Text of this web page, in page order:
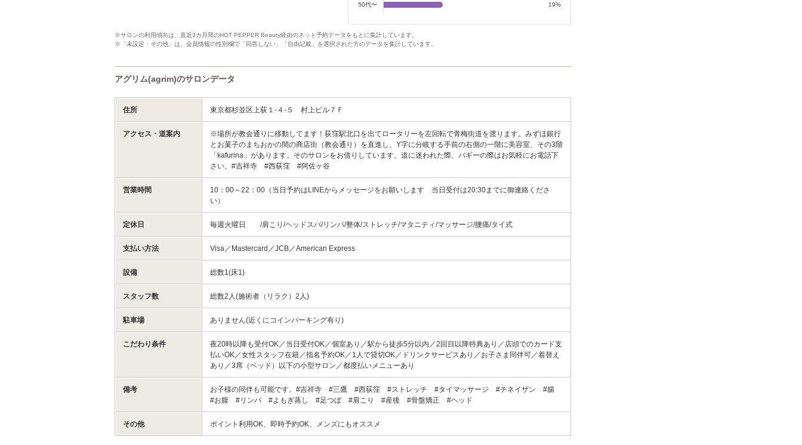
50代〜
19%
※サロンの利用傾向は、直近3カ月間のHOT PEPPER Beauty経由のネット予約データをもとに集計しています。
※「未設定・その他」は、会員情報の性別欄で「回答しない」「自由記載」を選択された方のデータを集計しています。
アグリム(agrim)のサロンデータ
住所 東京都杉並区上荻１-４-５ 村上ビル７Ｆ
アクセス・道案内
※場所が教会通りに移動してます！荻窪駅北口を出てロータリーを左回転で青梅街道を渡ります。みずほ銀行
とお菓子のまちおかの間の商店街（教会通り）を直進し、Y字に分岐する手前の右側の一階に美容室、その3階
「kafurina」があります。そのサロンをお借りしています。道に迷われた際、バギーの際はお気軽にお電話下
さい。#吉祥寺 #西荻窪 #阿佐ヶ谷
営業時間
10：00～22：00（当日予約はLINEからメッセージをお願いします 当日受付は20:30までに御連絡くださ
い）
定休日 毎週火曜日 /肩こり/ヘッドスパ/リンパ/整体/ストレッチ/マタニティ/マッサージ/腰痛/タイ式
支払い方法 Visa／Mastercard／JCB／American Express
設備 総数1(床1)
スタッフ数 総数2人(施術者（リラク）2人)
駐車場 ありません(近くにコインパーキング有り)
こだわり条件
夜20時以降も受付OK／当日受付OK／個室あり／駅から徒歩5分以内／2回目以降特典あり／店頭でのカード支
払いOK／女性スタッフ在籍／指名予約OK／1人で貸切OK／ドリンクサービスあり／お子さま同伴可／着替え
あり／3席（ベッド）以下の小型サロン／都度払いメニューあり
備考
お子様の同伴も可能です。#吉祥寺 #三鷹 #西荻窪 #ストレッチ #タイマッサージ #チネイザン #腸
#お腹 #リンパ #よもぎ蒸し #足つぼ #肩こり #産後 #骨盤矯正 #ヘッド
その他 ポイント利用OK、即時予約OK、メンズにもオススメ